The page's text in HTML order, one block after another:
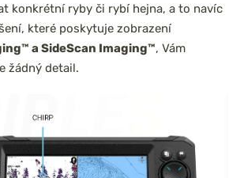
konkrétní ryby či rybí hejna, a to navíc
které poskytuje zobrazení
a SideScan Imaging™, Vám
žádný detail.